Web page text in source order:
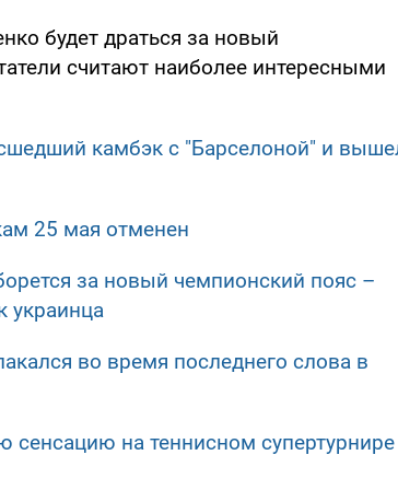
будет драться за новый
считают наиболее интересными
камбэк с "Барселоной" и
25 мая отменен
за новый чемпионский пояс –
украинца
во время последнего слова в
сенсацию на теннисном супертурнире